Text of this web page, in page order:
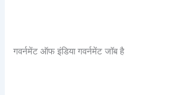
गवर्नमेंट ऑफ इंडिया गवर्नमेंट जॉब है